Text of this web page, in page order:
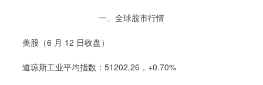
一、全球股市行情
美股（6 月 12 日收盘）
道琼斯工业平均指数：51202.26，+0.70%